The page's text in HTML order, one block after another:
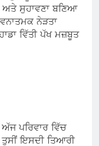
ਅਤੇ ਸੁਹਾਵਣਾ ਬਣਿਆ
ਨੇੜਤਾ
ਵਿੱਤੀ ਪੱਖ ਮਜ਼ਬੂਤ
ਪਰਿਵਾਰ ਵਿੱਚ
ਇਸਦੀ ਤਿਆਰੀ